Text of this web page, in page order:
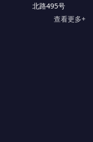
北路495号
查看更多+